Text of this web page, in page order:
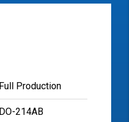
Full Production
DO-214AB